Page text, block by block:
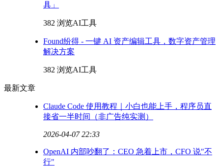
具」
382 浏览AI工具
Found纷得 - 一键 AI 资产编辑工具，数字资产管理
解决方案
382 浏览AI工具
最新文章
Claude Code 使用教程｜小白也能上手，程序员直
接省一半时间（非广告纯实测）
2026-04-07 22:33
OpenAI 内部吵翻了：CEO 急着上市，CFO 说"不
行"